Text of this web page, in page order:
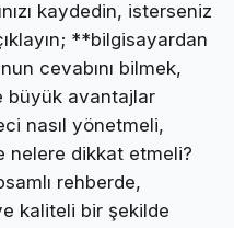
kaydedin, isterseniz
**bilgisayardan
cevabını bilmek,
büyük avantajlar
nasıl yönetmeli,
nelere dikkat etmeli?
rehberde,
kaliteli bir şekilde